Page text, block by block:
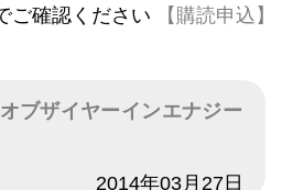
ご確認ください
【購読申込】
ブザイヤーインエナジー
2014年03月27日